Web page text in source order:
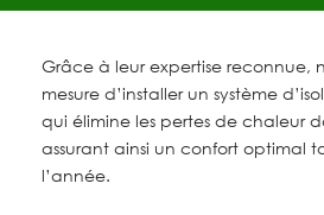
Grâce à leur expertise reconnue,
mesure d’installer un système
qui élimine les pertes de chaleur
assurant ainsi un confort optimal
l’année.